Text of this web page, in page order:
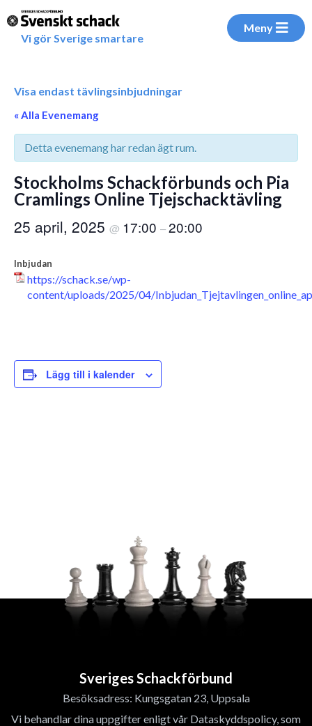
Vi gör Sverige smartare
Meny
Visa endast tävlingsinbjudningar
« Alla Evenemang
Detta evenemang har redan ägt rum.
Stockholms Schackförbunds och Pia
Cramlings Online Tjejschacktävling
25 april, 2025 @ 17:00 –20:00
Inbjudan
https://schack.se/wp-
content/uploads/2025/04/
Lägg till i kalender
Sveriges Schackförbund
Besöksadress: Kungsgatan 23, Uppsala
Vi behandlar dina uppgifter enligt vår Dataskyddspolicy, som